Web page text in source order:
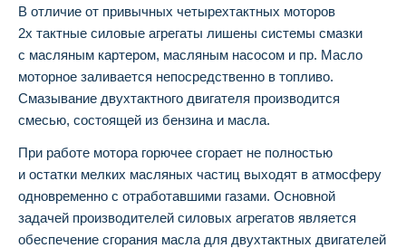
В отличие от привычных четырехтактных моторов
2х тактные силовые агрегаты лишены системы смазки
с масляным картером, масляным насосом и пр. Масло
моторное заливается непосредственно в топливо.
Смазывание двухтактного двигателя производится
смесью, состоящей из бензина и масла.
При работе мотора горючее сгорает не полностью
и остатки мелких масляных частиц выходят в атмосферу
одновременно с отработавшими газами. Основной
задачей производителей силовых агрегатов является
обеспечение сгорания масла для двухтактных двигателей